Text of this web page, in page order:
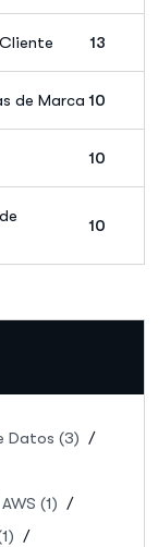
13
de Marca 10
10
10
Datos (3)
AWS (1)